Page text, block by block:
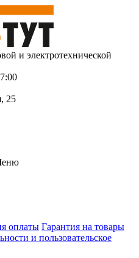
и электротехнической
25
оплаты Гарантия на товары
и пользовательское